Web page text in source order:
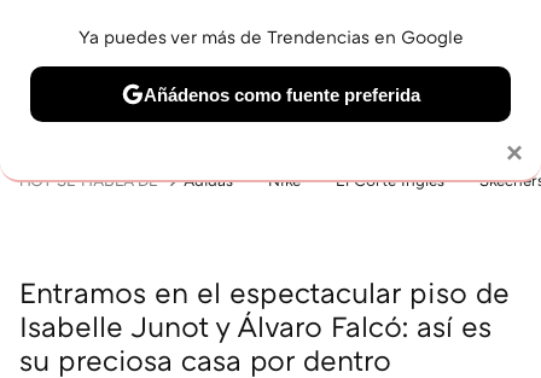
BELLEZA SHOPPING VIAJES GASTRO SNEAKERS
HOY SE HABLA DE Adidas Nike El Corte Inglés
Entramos en el espectacular piso de
Isabelle Junot y Álvaro Falcó: así es
su preciosa casa por dentro
×
Ya puedes ver más de Trendencias en Google
Añádenos como fuente preferida